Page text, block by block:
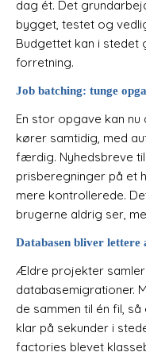
dag ét. Det
bygget, testet og
Budgettet kan i stedet
forretning.
Job batching: tunge
En stor opgave kan
kører samtidig, med
færdig. Nyhedsbreve
prisberegninger på et
mere kontrollerede.
brugerne aldrig ser,
Databasen bliver lettere
Ældre projekter samler
databasemigrationer.
de sammen til én fil,
klar på sekunder i
factories blevet